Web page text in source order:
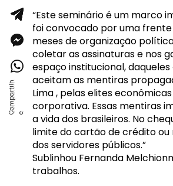
“Este seminário é um marco
foi convocado por uma frente
meses de organização
coletar as assinaturas e nos
espaço institucional, daqueles
aceitam as mentiras
Lima , pelas elites
corporativa. Essas mentiras
a vida dos brasileiros. No
limite do cartão de crédito ou
dos servidores públicos.”
Sublinhou Fernanda
trabalhos.